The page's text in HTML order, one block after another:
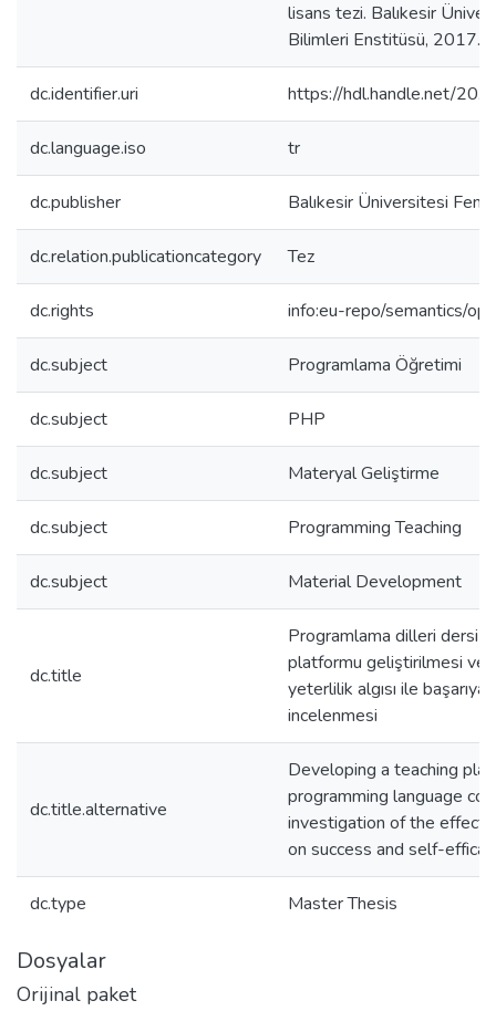
lisans tezi. Balıkesir
Bilimleri Enstitüsü, 2017.
dc.identifier.uri https://hdl.handle.net/
dc.language.iso tr
dc.publisher Balıkesir Üniversitesi Fen
dc.relation.publicationcategory Tez
dc.rights info:eu-repo/semantics/
dc.subject Programlama Öğretimi
dc.subject PHP
dc.subject Materyal Geliştirme
dc.subject Programming Teaching
dc.subject Material Development
dc.title
Programlama dilleri dersi
platformu geliştirilmesi ve
yeterlilik algısı ile başarıya
incelenmesi
dc.title.alternative
Developing a teaching
programming language
investigation of the effect
on success and self-
dc.type Master Thesis
Dosyalar
Orijinal paket